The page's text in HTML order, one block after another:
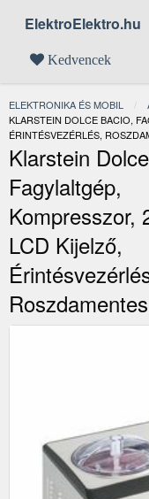
ElektroElektro.hu
Kedvencek
ELEKTRONIKA ÉS MOBIL
JELENLEGI:
KLARSTEIN DOLCE BACIO,
ÉRINTÉSVEZÉRLÉS,
Klarstein
Fagylaltgép,
Kompresszor,
LCD Kijelző,